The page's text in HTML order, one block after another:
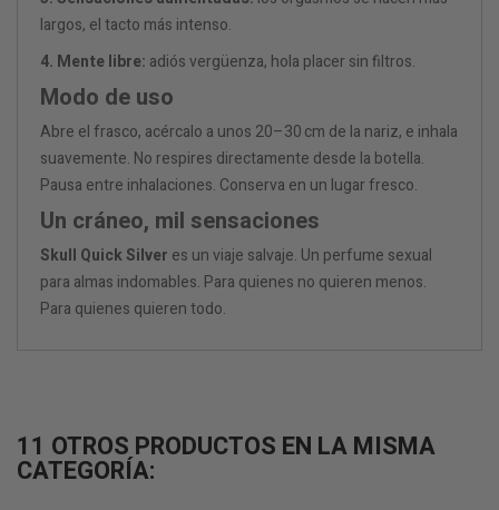
largos, el tacto más intenso.
4. Mente libre: adiós vergüenza, hola placer sin filtros.
Modo de uso
Abre el frasco, acércalo a unos 20–30 cm de la nariz, e inhala
suavemente. No respires directamente desde la botella.
Pausa entre inhalaciones. Conserva en un lugar fresco.
Un cráneo, mil sensaciones
Skull Quick Silver es un viaje salvaje. Un perfume sexual
para almas indomables. Para quienes no quieren menos.
Para quienes quieren todo.
11 OTROS PRODUCTOS EN LA MISMA
CATEGORÍA: